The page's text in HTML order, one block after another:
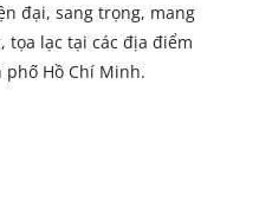
đại, sang trọng, mang
tọa lạc tại các địa điểm
Hồ Chí Minh.